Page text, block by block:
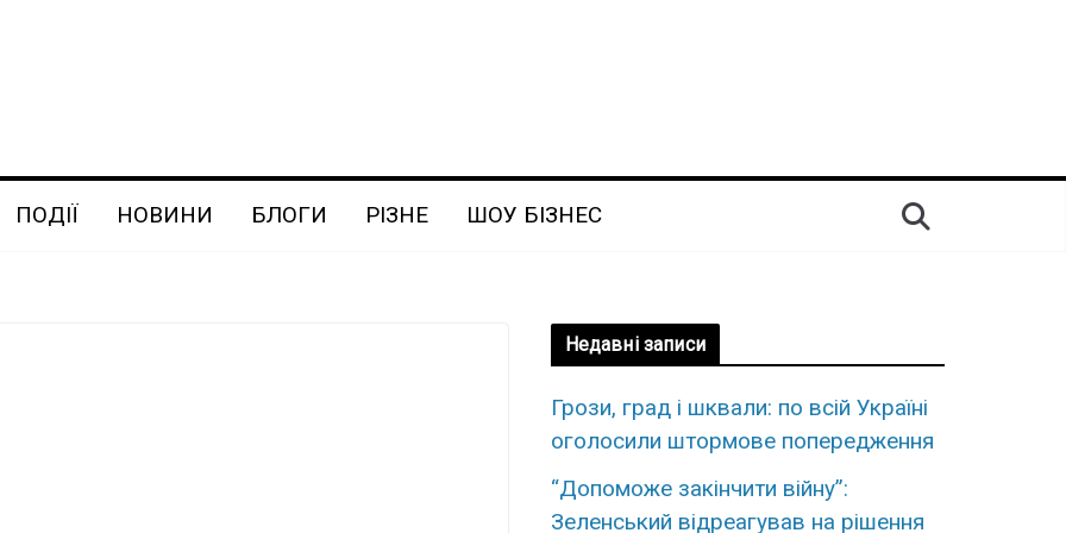
ПОДІЇ НОВИНИ БЛОГИ РІЗНЕ ШОУ БІЗНЕС
Недавні записи
Грози, град і шквали: по всій Україні
оголосили штормове попередження
“Допоможе закінчити війну”:
Зеленський відреагував на рішення